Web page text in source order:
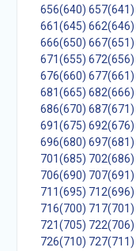
656(640) 657(641)
661(645) 662(646)
666(650) 667(651)
671(655) 672(656)
676(660) 677(661)
681(665) 682(666)
686(670) 687(671)
691(675) 692(676)
696(680) 697(681)
701(685) 702(686)
706(690) 707(691)
711(695) 712(696)
716(700) 717(701)
721(705) 722(706)
726(710) 727(711)